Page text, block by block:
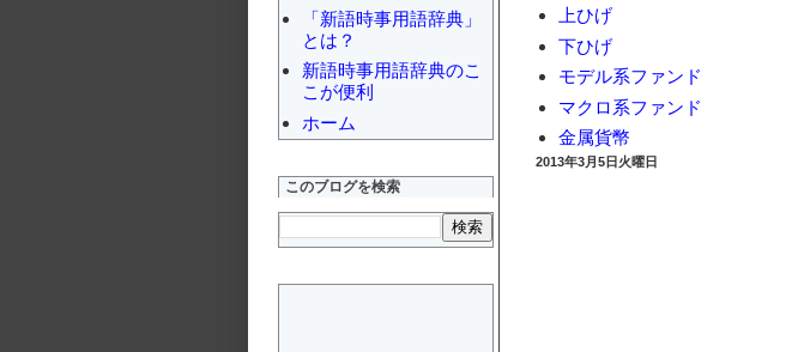
上ひげ
下ひげ
モデル系ファンド
マクロ系ファンド
金属貨幣
2013年3月5日火曜日
「新語時事用語辞典」
とは？
新語時事用語辞典のこ
こが便利
ホーム
このブログを検索